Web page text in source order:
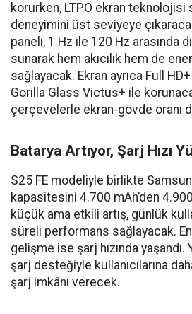
korurken, LTPO ekran teknolojisi
deneyimini üst seviyeye
paneli, 1 Hz ile 120 Hz arasında
sunarak hem akıcılık hem de
sağlayacak. Ekran ayrıca Full
Gorilla Glass Victus+ ile
çerçevelerle ekran-gövde oranı
Batarya Artıyor, Şarj Hızı
S25 FE modeliyle birlikte
kapasitesini 4.700 mAh’den 4.900
küçük ama etkili artış, günlük
süreli performans sağlayacak.
gelişme ise şarj hızında yaşandı.
şarj desteğiyle kullanıcılarına
şarj imkânı verecek.